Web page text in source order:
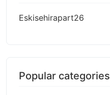
Eskisehirapart26
Popular categories